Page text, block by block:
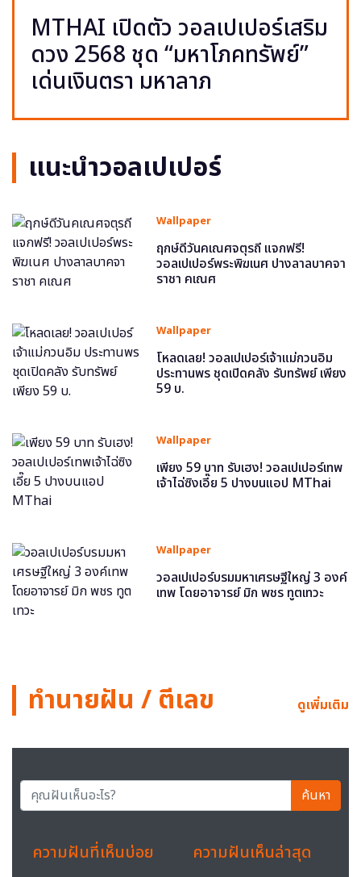
MTHAI เปิดตัว วอลเปเปอร์เสริม
ดวง 2568 ชุด “มหาโภคทรัพย์”
เด่นเงินตรา มหาลาภ
แนะนำวอลเปเปอร์
Wallpaper
ฤกษ์ดีวันคเณศจตุรถี แจกฟรี!
วอลเปเปอร์พระพิฆเนศ ปางลาลบาคจา
ราชา คเณศ
Wallpaper
โหลดเลย! วอลเปเปอร์เจ้าแม่กวนอิม
ประทานพร ชุดเปิดคลัง รับทรัพย์ เพียง
59 บ.
Wallpaper
เพียง 59 บาท รับเฮง! วอลเปเปอร์เทพ
เจ้าไฉ่ซิงเอี๊ย 5 ปางบนแอป MThai
Wallpaper
วอลเปเปอร์บรมมหาเศรษฐีใหญ่ 3 องค์
เทพ โดยอาจารย์ มิก พชร ทูตเทวะ
ทำนายฝัน / ตีเลข ดูเพิ่มเติม
ค้นหา
ความฝันที่เห็นบ่อย ความฝันเห็นล่าสุด